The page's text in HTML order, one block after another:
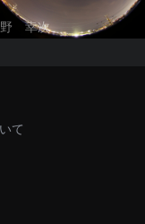
幸次
て